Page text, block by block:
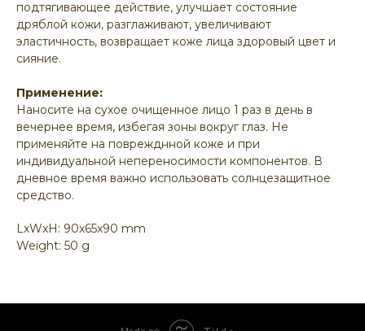
подтягивающее действие, улучшает состояние
дряблой кожи, разглаживают, увеличивают
эластичность, возвращает коже лица здоровый цвет и
сияние.
Применение:
Наносите на сухое очищенное лицо 1 раз в день в
вечернее время, избегая зоны вокруг глаз. Не
применяйте на поврежднной коже и при
индивидуальной непереносимости компонентов. В
дневное время важно использовать солнцезащитное
средство.
LxWxH: 90x65x90 mm
Weight: 50 g